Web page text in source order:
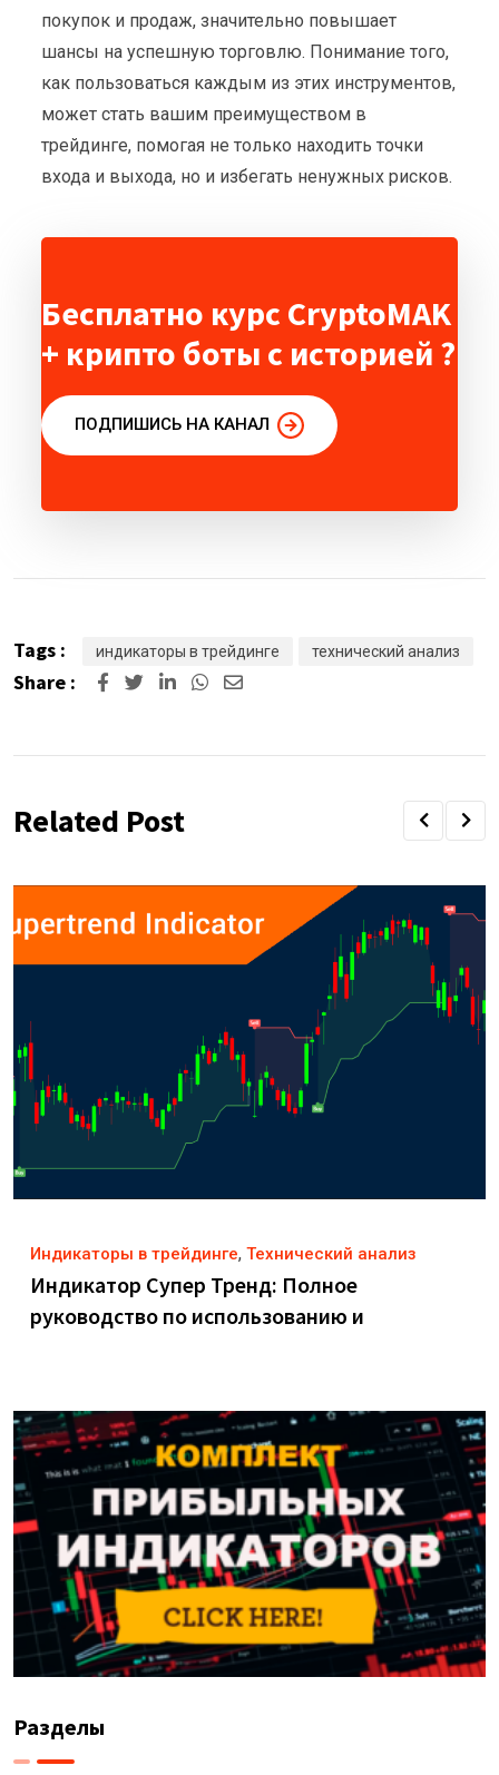
покупок и продаж, значительно повышает
шансы на успешную торговлю. Понимание того,
как пользоваться каждым из этих инструментов,
может стать вашим преимуществом в
трейдинге, помогая не только находить точки
входа и выхода, но и избегать ненужных рисков.
Бесплатно курс CryptoMAK
+ крипто боты с историей ?
ПОДПИШИСЬ НА КАНАЛ
Tags : индикаторы в трейдинге технический анализ
Share :
Related Post
Индикаторы в трейдинге, Технический анализ
Индикатор Супер Тренд: Полное
руководство по использованию и
Разделы